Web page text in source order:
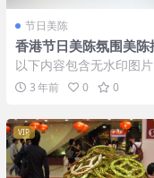
节日美陈
香港节日美陈氛围美陈
网 (63)
以下内容包含无水印图
，开通会员无障碍浏览
员 3 年前 0 0
VIP